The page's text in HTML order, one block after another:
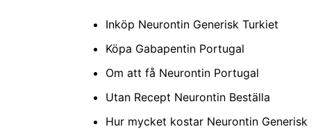
Inköp Neurontin Generisk Turkiet
Köpa Gabapentin Portugal
Om att få Neurontin Portugal
Utan Recept Neurontin Beställa
Hur mycket kostar Neurontin Generisk